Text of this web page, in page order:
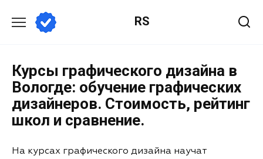
RS
Курсы графического дизайна в
Вологде: обучение графических
дизайнеров. Стоимость, рейтинг
школ и сравнение.
На курсах графического дизайна научат